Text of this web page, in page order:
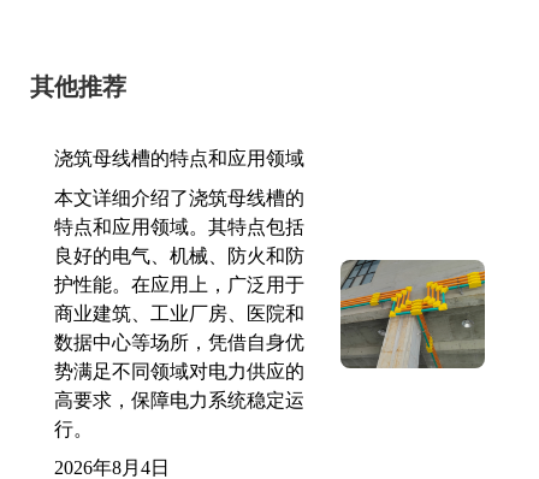
其他推荐
浇筑母线槽的特点和应用领域
本文详细介绍了浇筑母线槽的
特点和应用领域。其特点包括
良好的电气、机械、防火和防
护性能。在应用上，广泛用于
商业建筑、工业厂房、医院和
数据中心等场所，凭借自身优
势满足不同领域对电力供应的
高要求，保障电力系统稳定运
行。
2026年8月4日